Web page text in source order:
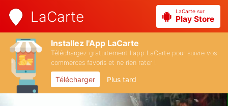
LaCarte LaCarte sur
Play Store
Installez l'App LaCarte
Téléchargez gratuitement l'app LaCarte pour suivre vos
commerces favoris et ne rien rater !
Télécharger Plus tard